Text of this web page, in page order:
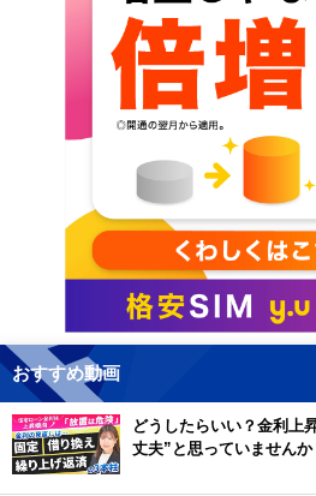
おすすめ動画
どうしたらいい？金利上
丈夫”と思っていませんか